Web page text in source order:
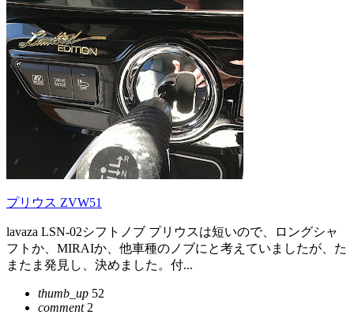
プリウス ZVW51
lavaza LSN-02シフトノブ プリウスは短いので、ロングシャ
フトか、MIRAIか、他車種のノブにと考えていましたが、た
またま発見し、決めました。付...
thumb_up 52
comment2